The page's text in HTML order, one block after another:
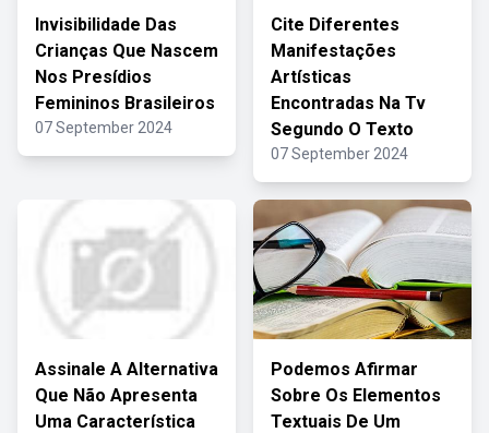
Invisibilidade Das
Crianças Que Nascem
Nos Presídios
Femininos Brasileiros
07 September 2024
Cite Diferentes
Manifestações
Artísticas
Encontradas Na Tv
Segundo O Texto
07 September 2024
Assinale A Alternativa
Que Não Apresenta
Uma Característica
Podemos Afirmar
Sobre Os Elementos
Textuais De Um